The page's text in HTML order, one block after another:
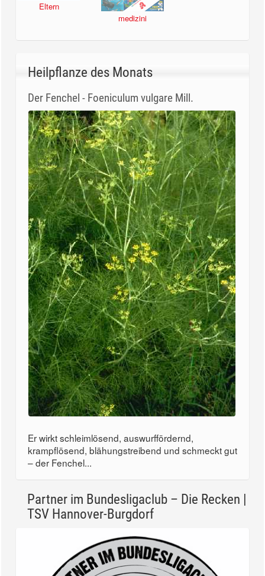
Eltern
medizini
Heilpflanze des Monats
Der Fenchel - Foeniculum vulgare Mill.
Er wirkt schleimlösend, auswurffördernd,
krampflösend, blähungstreibend und schmeckt gut
– der Fenchel...
Partner im Bundesligaclub – Die Recken |
TSV Hannover-Burgdorf